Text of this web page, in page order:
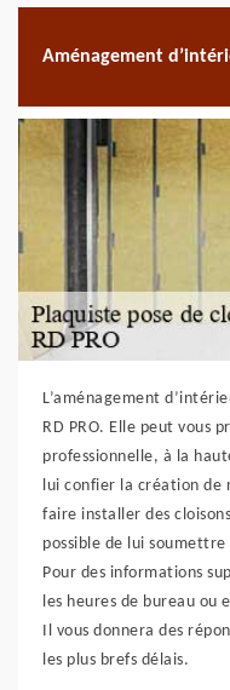
Aménagement
L’aménagement
RD PRO. Elle peut vous
professionnelle, à la
lui confier la création de
faire installer des
possible de lui
Pour des informations
les heures de bureau ou
Il vous donnera des
les plus brefs délais.